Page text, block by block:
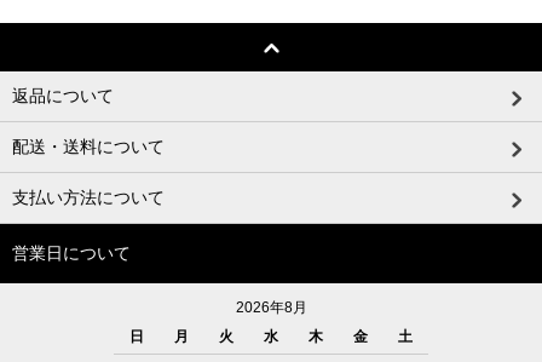
返品について
配送・送料について
支払い方法について
営業日について
2026年8月
日
月 火 水 木 金 土